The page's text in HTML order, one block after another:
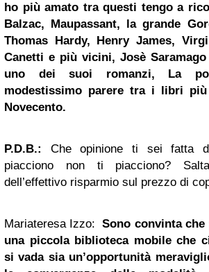
ho più amato tra questi tengo a
Balzac, Maupassant, la grande
Thomas Hardy, Henry James,
Canetti e più vicini, Josè Saramago
uno dei suoi romanzi, La
modestissimo parere tra i libri
Novecento.
P.D.B.: Che opinione ti sei fatta
piacciono non ti piacciono?
dell’effettivo risparmio sul prezzo di
Mariateresa Izzo:Sono convinta
una piccola biblioteca mobile che
si vada sia un’opportunità